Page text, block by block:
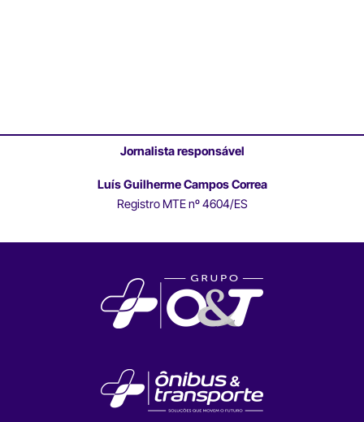
Jornalista responsável
Luís Guilherme Campos Correa
Registro MTE nº 4604/ES